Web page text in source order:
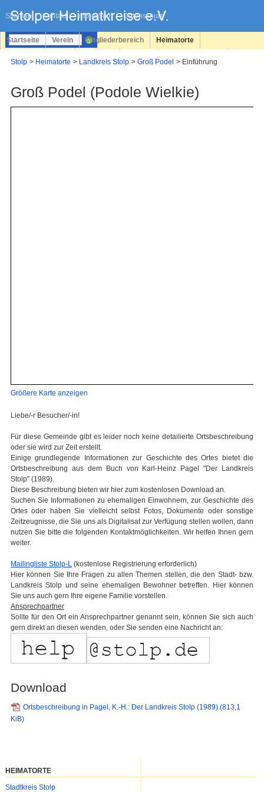
Sitemap Kontakt Impressum Datenschutz
überspringen
Startseite Verein Mitgliederbereich Heimatorte
Stolp Heimatorte Landkreis Stolp Groß Podel Einführung
Groß Podel (Podole Wielkie)
Größere Karte anzeigen
Liebe/-r Besucher/-in!
Für diese Gemeinde gibt es leider noch keine detailierte Ortsbeschreibung
oder sie wird zur Zeit erstellt.
Einige grundlegende Informationen zur Geschichte des Ortes bietet die
Ortsbeschreibung aus dem Buch von Karl-Heinz Pagel "Der Landkreis
Stolp" (1989).
Diese Beschreibung bieten wir hier zum kostenlosen Download an.
Suchen Sie Informationen zu ehemaligen Einwohnern, zur Geschichte des
Ortes oder haben Sie vielleicht selbst Fotos, Dokumente oder sonstige
Zeitzeugnisse, die Sie uns als Digitalisat zur Verfügung stellen wollen, dann
nutzen Sie bitte die folgenden Kontaktmöglichkeiten. Wir helfen Ihnen gern
weiter.
Mailingliste Stolp-L (kostenlose Registrierung erforderlich)
Hier können Sie Ihre Fragen zu allen Themen stellen, die den Stadt- bzw.
Landkreis Stolp und seine ehemaligen Bewohner betreffen. Hier können
Sie uns auch gern Ihre eigene Familie vorstellen.
Ansprechpartner
Sollte für den Ort ein Ansprechpartner genannt sein, können Sie sich auch
gern direkt an diesen wenden, oder Sie senden eine Nachricht an:
Download
Ortsbeschreibung in Pagel, K.-H.: Der Landkreis Stolp (1989) (813,1
KiB)
HEIMATORTE
Navigation
Stadtkreis Stolp